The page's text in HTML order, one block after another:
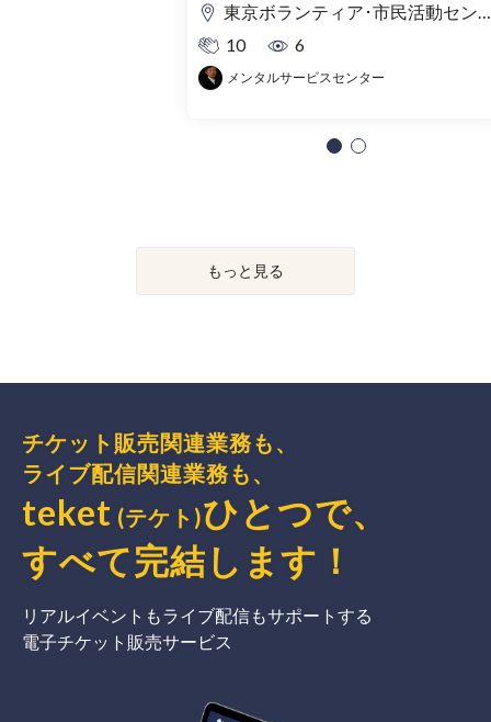
東京ボランティア･市民活動センター
10
6
メンタルサービスセンター
もっと見る
チケット販売関連業務も、
ライブ配信関連業務も、
teket (テケト)ひとつで、
すべて完結 します ！
リアルイベントもライブ配信もサポートする
電子チケット販売サービス